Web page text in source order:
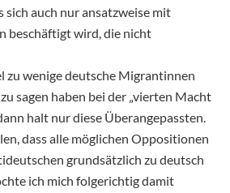
sich auch nur ansatzweise mit
beschäftigt wird, die nicht
zu wenige deutsche Migrantinnen
sagen haben bei der „vierten Macht
halt nur diese Überangepassten.
dass alle möglichen Oppositionen
grundsätzlich zu deutsch
ich mich folgerichtig damit